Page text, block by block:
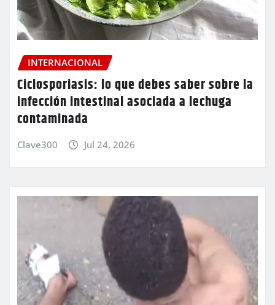
INTERNACIONAL
Ciclosporiasis: lo que debes saber sobre la
infección intestinal asociada a lechuga
contaminada
Clave300 Jul 24, 2026